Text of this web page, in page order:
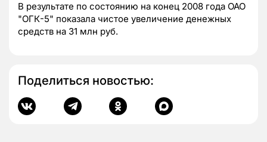
В результате по состоянию на конец 2008 года ОАО
"ОГК-5" показала чистое увеличение денежных
средств на 31 млн руб.
Поделиться новостью: